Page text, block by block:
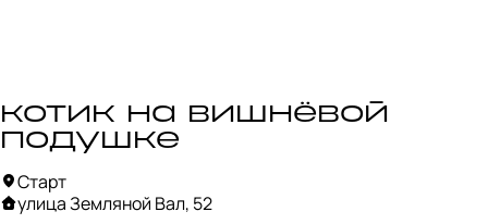
котик на вишнёвой
подушке
Старт
улица Земляной Вал, 52